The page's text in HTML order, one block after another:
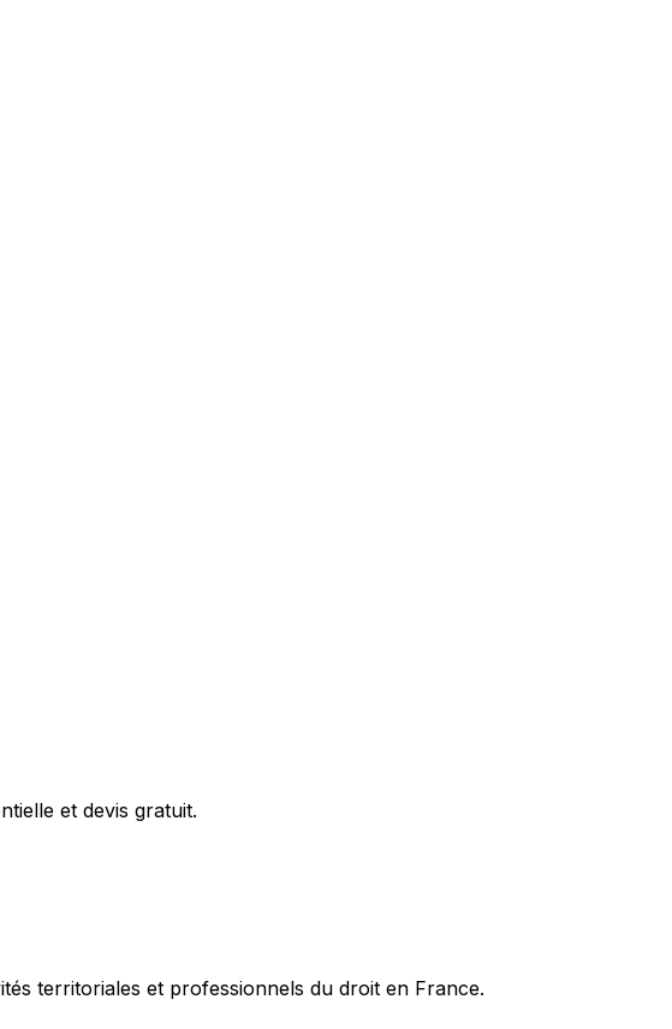
et devis gratuit.
territoriales et professionnels du droit en France.